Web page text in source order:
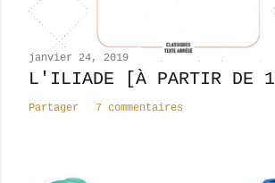
m
n
t
i
janvier 24, 2019
L'ILIADE [À PARTIR DE
Partager 7 commentaires